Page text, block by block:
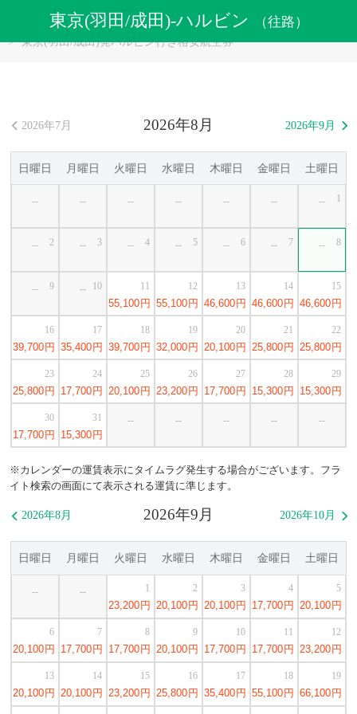
格安航空券
東京(羽田/成田)格安航空券
> 東京(羽田/成田)発ハルビン行き格安航空券
東京(羽田/成田)-ハルビン （往路）
2026年8月
 2026年7月 2026年9月 
日曜日 月曜日 火曜日 水曜日 木曜日 金曜日 土曜日
-- -- -- -- -- -- -- 1
-- 2 -- 3 -- 4 -- 5 -- 6 -- 7 -- 8
-- 9 -- 10
55,100円
11
55,100円
12
46,600円
13
46,600円
14
46,600円
15
39,700円
16
35,400円
17
39,700円
18
32,000円
19
20,100円
20
25,800円
21
25,800円
22
25,800円
23
17,700円
24
20,100円
25
23,200円
26
17,700円
27
15,300円
28
15,300円
29
17,700円
30
15,300円
31 -- -- -- -- --
※カレンダーの運賃表示にタイムラグ発生する場合がございます。フラ
イト検索の画面にて表示される運賃に準じます。
2026年9月
 2026年8月 2026年10月 
日曜日 月曜日 火曜日 水曜日 木曜日 金曜日 土曜日
-- --
23,200 円
1
20,100 円
2
20,100 円
3
17,700 円
4
20,100 円
5
20,100 円
6
17,700 円
7
17,700 円
8
20,100 円
9
17,700 円
10
17,700 円
11
23,200 円
12
20,100 円
13
20,100 円
14
23,200 円
15
25,800 円
16
35,400 円
17
55,100 円
18
66,100 円
19